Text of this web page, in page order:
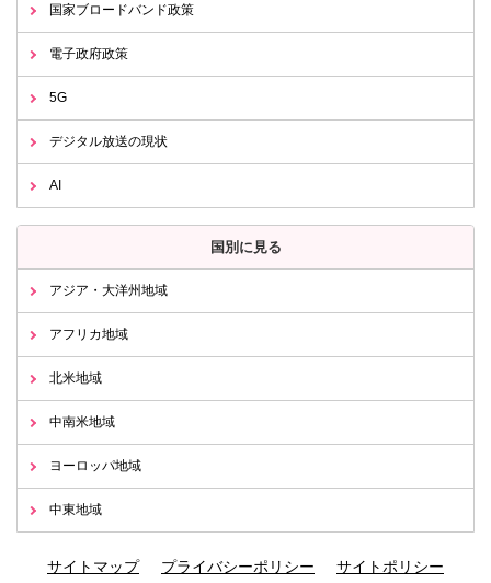
国家ブロードバンド政策
電子政府政策
5G
デジタル放送の現状
AI
国別に見る
アジア・大洋州地域
アフリカ地域
北米地域
中南米地域
ヨーロッパ地域
中東地域
サイトマップ プライバシーポリシー サイトポリシー